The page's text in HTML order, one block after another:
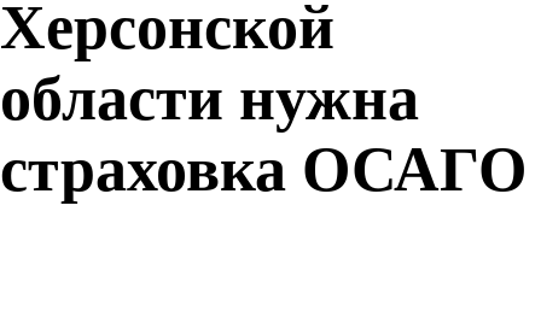
Херсонской
области нужна
страховка ОСАГО